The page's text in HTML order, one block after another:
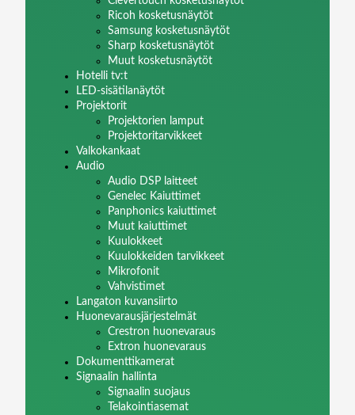
Ricoh kosketusnäytöt
Samsung kosketusnäytöt
Sharp kosketusnäytöt
Muut kosketusnäytöt
Hotelli tv:t
LED-sisätilanäytöt
Projektorit
Projektorien lamput
Projektoritarvikkeet
Valkokankaat
Audio
Audio DSP laitteet
Genelec Kaiuttimet
Panphonics kaiuttimet
Muut kaiuttimet
Kuulokkeet
Kuulokkeiden tarvikkeet
Mikrofonit
Vahvistimet
Langaton kuvansiirto
Huonevarausjärjestelmät
Crestron huonevaraus
Extron huonevaraus
Dokumenttikamerat
Signaalin hallinta
Signaalin suojaus
Telakointiasemat